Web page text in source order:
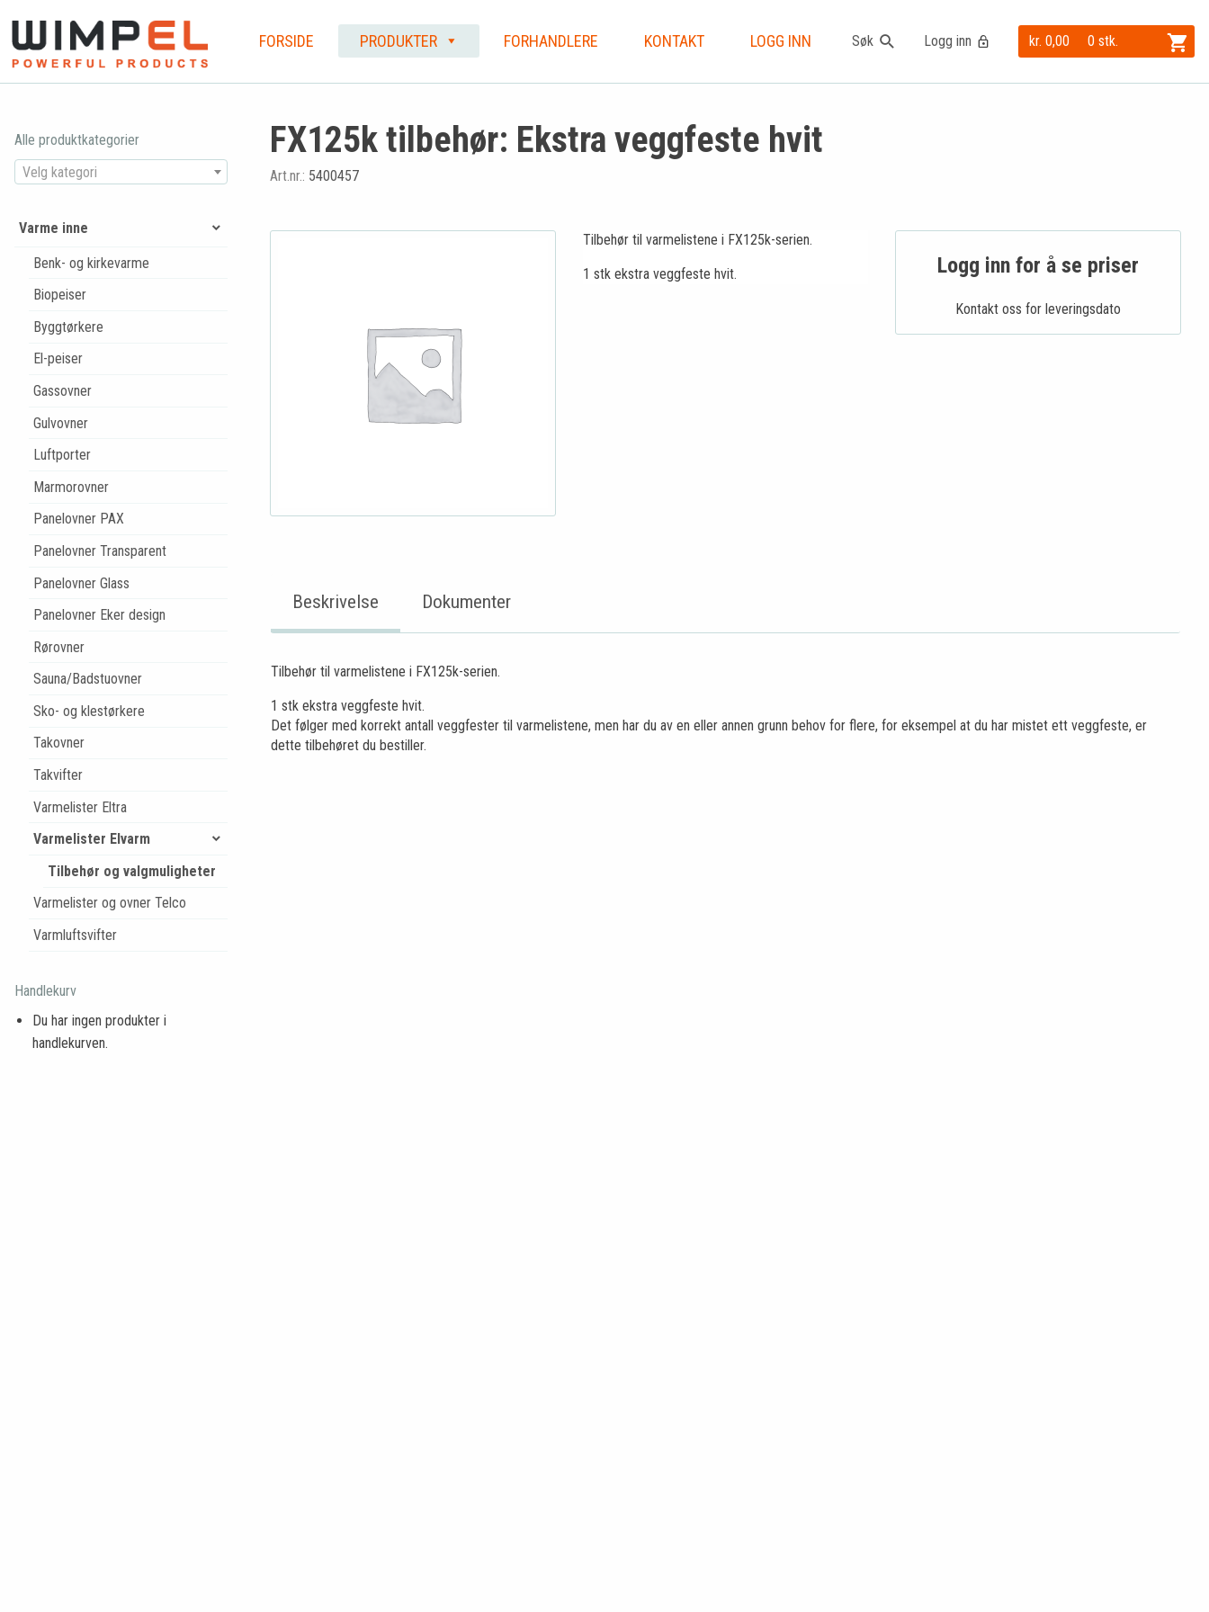
Søk kr. 0,00 0 stk.
FORSIDE PRODUKTER FORHANDLERE KONTAKT LOGG INN Logg inn
FX125k tilbehør: Ekstra veggfeste hvit
Art.nr.: 5400457
Tilbehør til varmelistene i FX125k-serien.
1 stk ekstra veggfeste hvit.
Logg inn for å se priser
Kontakt oss for leveringsdato
Beskrivelse Dokumenter
Tilbehør til varmelistene i FX125k-serien.
1 stk ekstra veggfeste hvit.
Det følger med korrekt antall veggfester til varmelistene, men har du av en eller annen grunn behov for flere, for eksempel at du har mistet ett veggfeste, er
dette tilbehøret du bestiller.
Alle produktkategorier
Velg kategori
Varme inne
Benk- og kirkevarme
Biopeiser
Byggtørkere
El-peiser
Gassovner
Gulvovner
Luftporter
Marmorovner
Panelovner PAX
Panelovner Transparent
Panelovner Glass
Panelovner Eker design
Rørovner
Sauna/Badstuovner
Sko- og klestørkere
Takovner
Takvifter
Varmelister Eltra
Varmelister Elvarm
Tilbehør og valgmuligheter
Varmelister og ovner Telco
Varmluftsvifter
Handlekurv
Du har ingen produkter i
handlekurven.